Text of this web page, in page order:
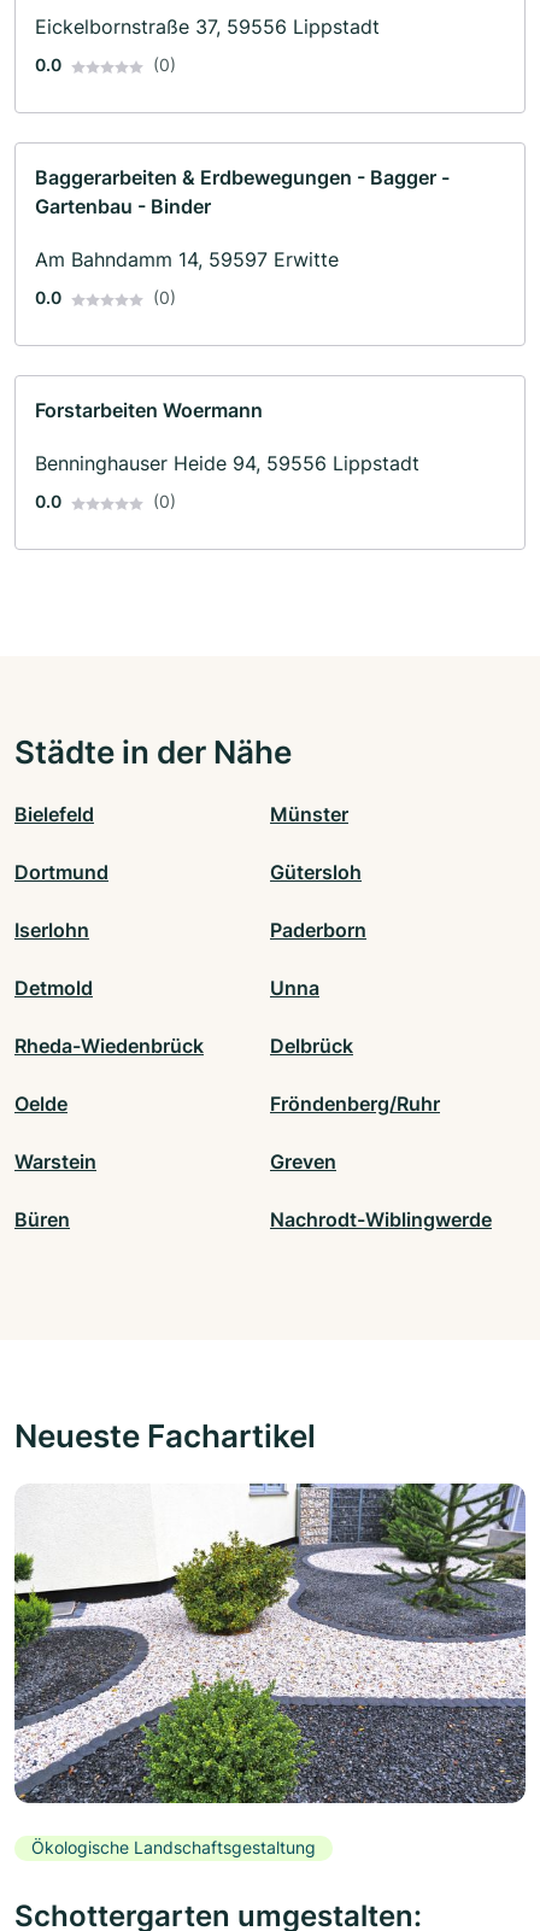
Eickelbornstraße 37, 59556 Lippstadt
0.0 (0)
Baggerarbeiten & Erdbewegungen - Bagger -
Gartenbau - Binder
Am Bahndamm 14, 59597 Erwitte
0.0 (0)
Forstarbeiten Woermann
Benninghauser Heide 94, 59556 Lippstadt
0.0 (0)
Städte in der Nähe
Bielefeld Münster
Dortmund Gütersloh
Iserlohn Paderborn
Detmold Unna
Rheda-Wiedenbrück Delbrück
Oelde Fröndenberg/Ruhr
Warstein Greven
Büren Nachrodt-Wiblingwerde
Neueste Fachartikel
Ökologische Landschaftsgestaltung
Schottergarten umgestalten: